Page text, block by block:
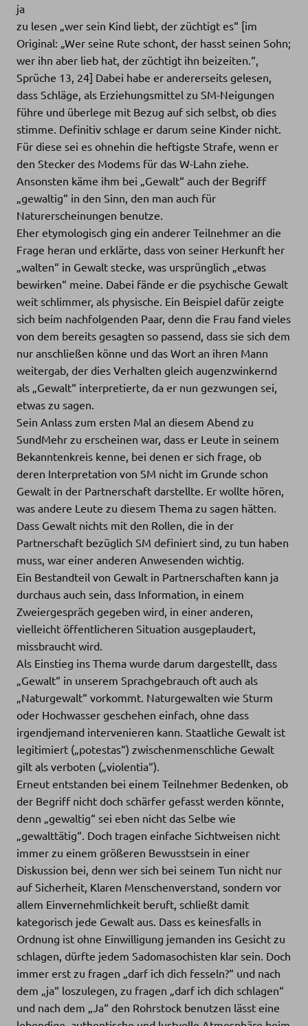
ja
zu lesen „wer sein Kind liebt, der züchtigt es“ [im
Original: „Wer seine Rute schont, der hasst seinen Sohn;
wer ihn aber lieb hat, der züchtigt ihn beizeiten.“,
Sprüche 13, 24] Dabei habe er andererseits gelesen,
dass Schläge, als Erziehungsmittel zu SM-Neigungen
führe und überlege mit Bezug auf sich selbst, ob dies
stimme. Definitiv schlage er darum seine Kinder nicht.
Für diese sei es ohnehin die heftigste Strafe, wenn er
den Stecker des Modems für das W-Lahn ziehe.
Ansonsten käme ihm bei „Gewalt“ auch der Begriff
„gewaltig“ in den Sinn, den man auch für
Naturerscheinungen benutze.
Eher etymologisch ging ein anderer Teilnehmer an die
Frage heran und erklärte, dass von seiner Herkunft her
„walten“ in Gewalt stecke, was ursprünglich „etwas
bewirken“ meine. Dabei fände er die psychische Gewalt
weit schlimmer, als physische. Ein Beispiel dafür zeigte
sich beim nachfolgenden Paar, denn die Frau fand vieles
von dem bereits gesagten so passend, dass sie sich dem
nur anschließen könne und das Wort an ihren Mann
weitergab, der dies Verhalten gleich augenzwinkernd
als „Gewalt“ interpretierte, da er nun gezwungen sei,
etwas zu sagen.
Sein Anlass zum ersten Mal an diesem Abend zu
SundMehr zu erscheinen war, dass er Leute in seinem
Bekanntenkreis kenne, bei denen er sich frage, ob
deren Interpretation von SM nicht im Grunde schon
Gewalt in der Partnerschaft darstellte. Er wollte hören,
was andere Leute zu diesem Thema zu sagen hätten.
Dass Gewalt nichts mit den Rollen, die in der
Partnerschaft bezüglich SM definiert sind, zu tun haben
muss, war einer anderen Anwesenden wichtig.
Ein Bestandteil von Gewalt in Partnerschaften kann ja
durchaus auch sein, dass Information, in einem
Zweiergespräch gegeben wird, in einer anderen,
vielleicht öffentlicheren Situation ausgeplaudert,
missbraucht wird.
Als Einstieg ins Thema wurde darum dargestellt, dass
„Gewalt“ in unserem Sprachgebrauch oft auch als
„Naturgewalt“ vorkommt. Naturgewalten wie Sturm
oder Hochwasser geschehen einfach, ohne dass
irgendjemand intervenieren kann. Staatliche Gewalt ist
legitimiert („potestas“) zwischenmenschliche Gewalt
gilt als verboten („violentia“).
Erneut entstanden bei einem Teilnehmer Bedenken, ob
der Begriff nicht doch schärfer gefasst werden könnte,
denn „gewaltig“ sei eben nicht das Selbe wie
„gewalttätig“. Doch tragen einfache Sichtweisen nicht
immer zu einem größeren Bewusstsein in einer
Diskussion bei, denn wer sich bei seinem Tun nicht nur
auf Sicherheit, Klaren Menschenverstand, sondern vor
allem Einvernehmlichkeit beruft, schließt damit
kategorisch jede Gewalt aus. Dass es keinesfalls in
Ordnung ist ohne Einwilligung jemanden ins Gesicht zu
schlagen, dürfte jedem Sadomasochisten klar sein. Doch
immer erst zu fragen „darf ich dich fesseln?“ und nach
dem „ja“ loszulegen, zu fragen „darf ich dich schlagen“
und nach dem „Ja“ den Rohrstock benutzen lässt eine